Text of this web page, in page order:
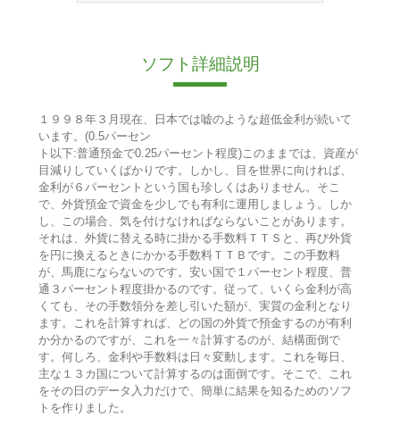
ソフト詳細説明
１９９８年３月現在、日本では嘘のような超低金利が続いて
います。(0.5パーセン
ト以下:普通預金で0.25パーセント程度)このままでは、資産が
目減りしていくばかりです。しかし、目を世界に向ければ、
金利が６パーセントという国も珍しくはありません。そこ
で、外貨預金で資金を少しでも有利に運用しましょう。しか
し、この場合、気を付けなければならないことがあります。
それは、外貨に替える時に掛かる手数料ＴＴＳと、再び外貨
を円に換えるときにかかる手数料ＴＴＢです。この手数料
が、馬鹿にならないのです。安い国で１パーセント程度、普
通３パーセント程度掛かるのです。従って、いくら金利が高
くても、その手数領分を差し引いた額が、実質の金利となり
ます。これを計算すれば、どの国の外貨で預金するのが有利
か分かるのですが、これを一々計算するのが、結構面倒で
す。何しろ、金利や手数料は日々変動します。これを毎日、
主な１３カ国について計算するのは面倒です。そこで、これ
をその日のデータ入力だけで、簡単に結果を知るためのソフ
トを作りました。